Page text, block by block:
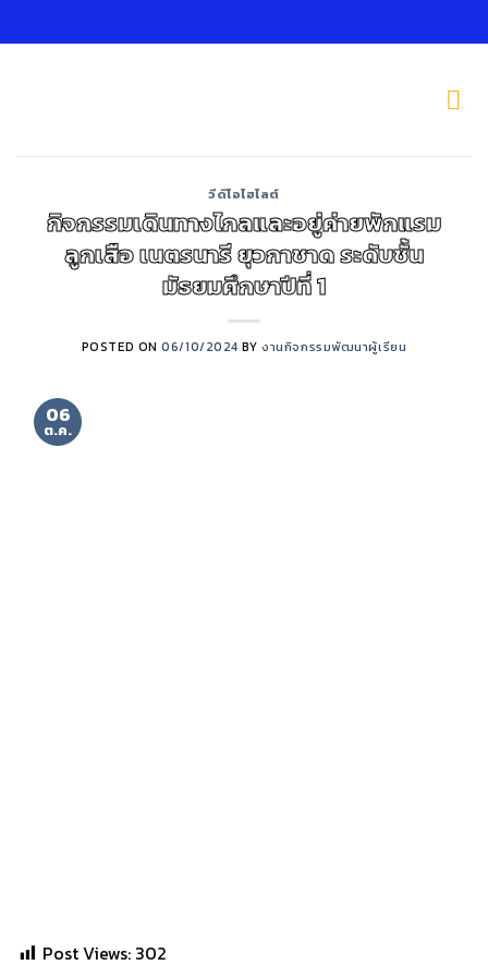
to
วีดิโอไฮไลต์
กิจกรรมเดินทางไกลและอยู่ค่ายพักแรม
ลูกเสือ เนตรนารี ยุวกาชาด ระดับชั้น
มัธยมศึกษาปีที่ 1
POSTED ON06/10/2024 BYงานกิจกรรมพัฒนาผู้เรียน
06
ต.ค.
Post Views: 302